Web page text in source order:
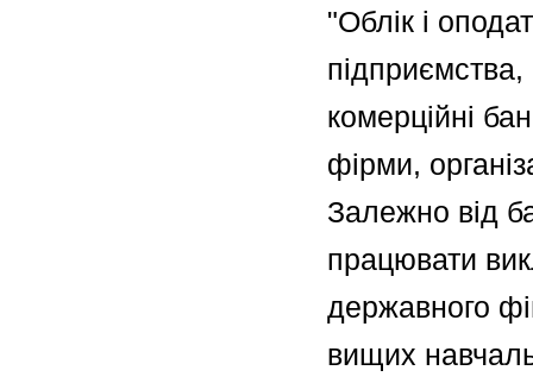
"Облік і
підприємства,
комерційні
фірми,
Залежно від
працювати
державного
вищих